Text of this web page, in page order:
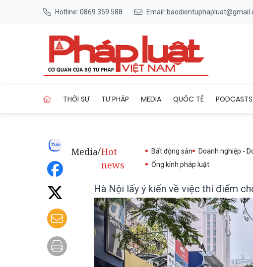
Hotline: 0869 359 588 Email:
THỜI SỰ TƯ PHÁP MEDIA QUỐC TẾ PODCASTS
Media/Hot
news
Bất động sản Doanh nghiệp -
Ống kính pháp luật
Hà Nội lấy ý kiến về việc thí điểm